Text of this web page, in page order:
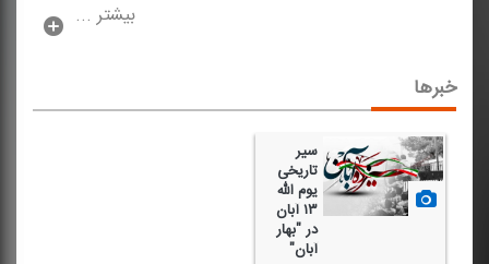
بیشتر ...
خبرها
سیر
تاریخی
یوم الله
۱۳ آبان
در "بهار
آبان"